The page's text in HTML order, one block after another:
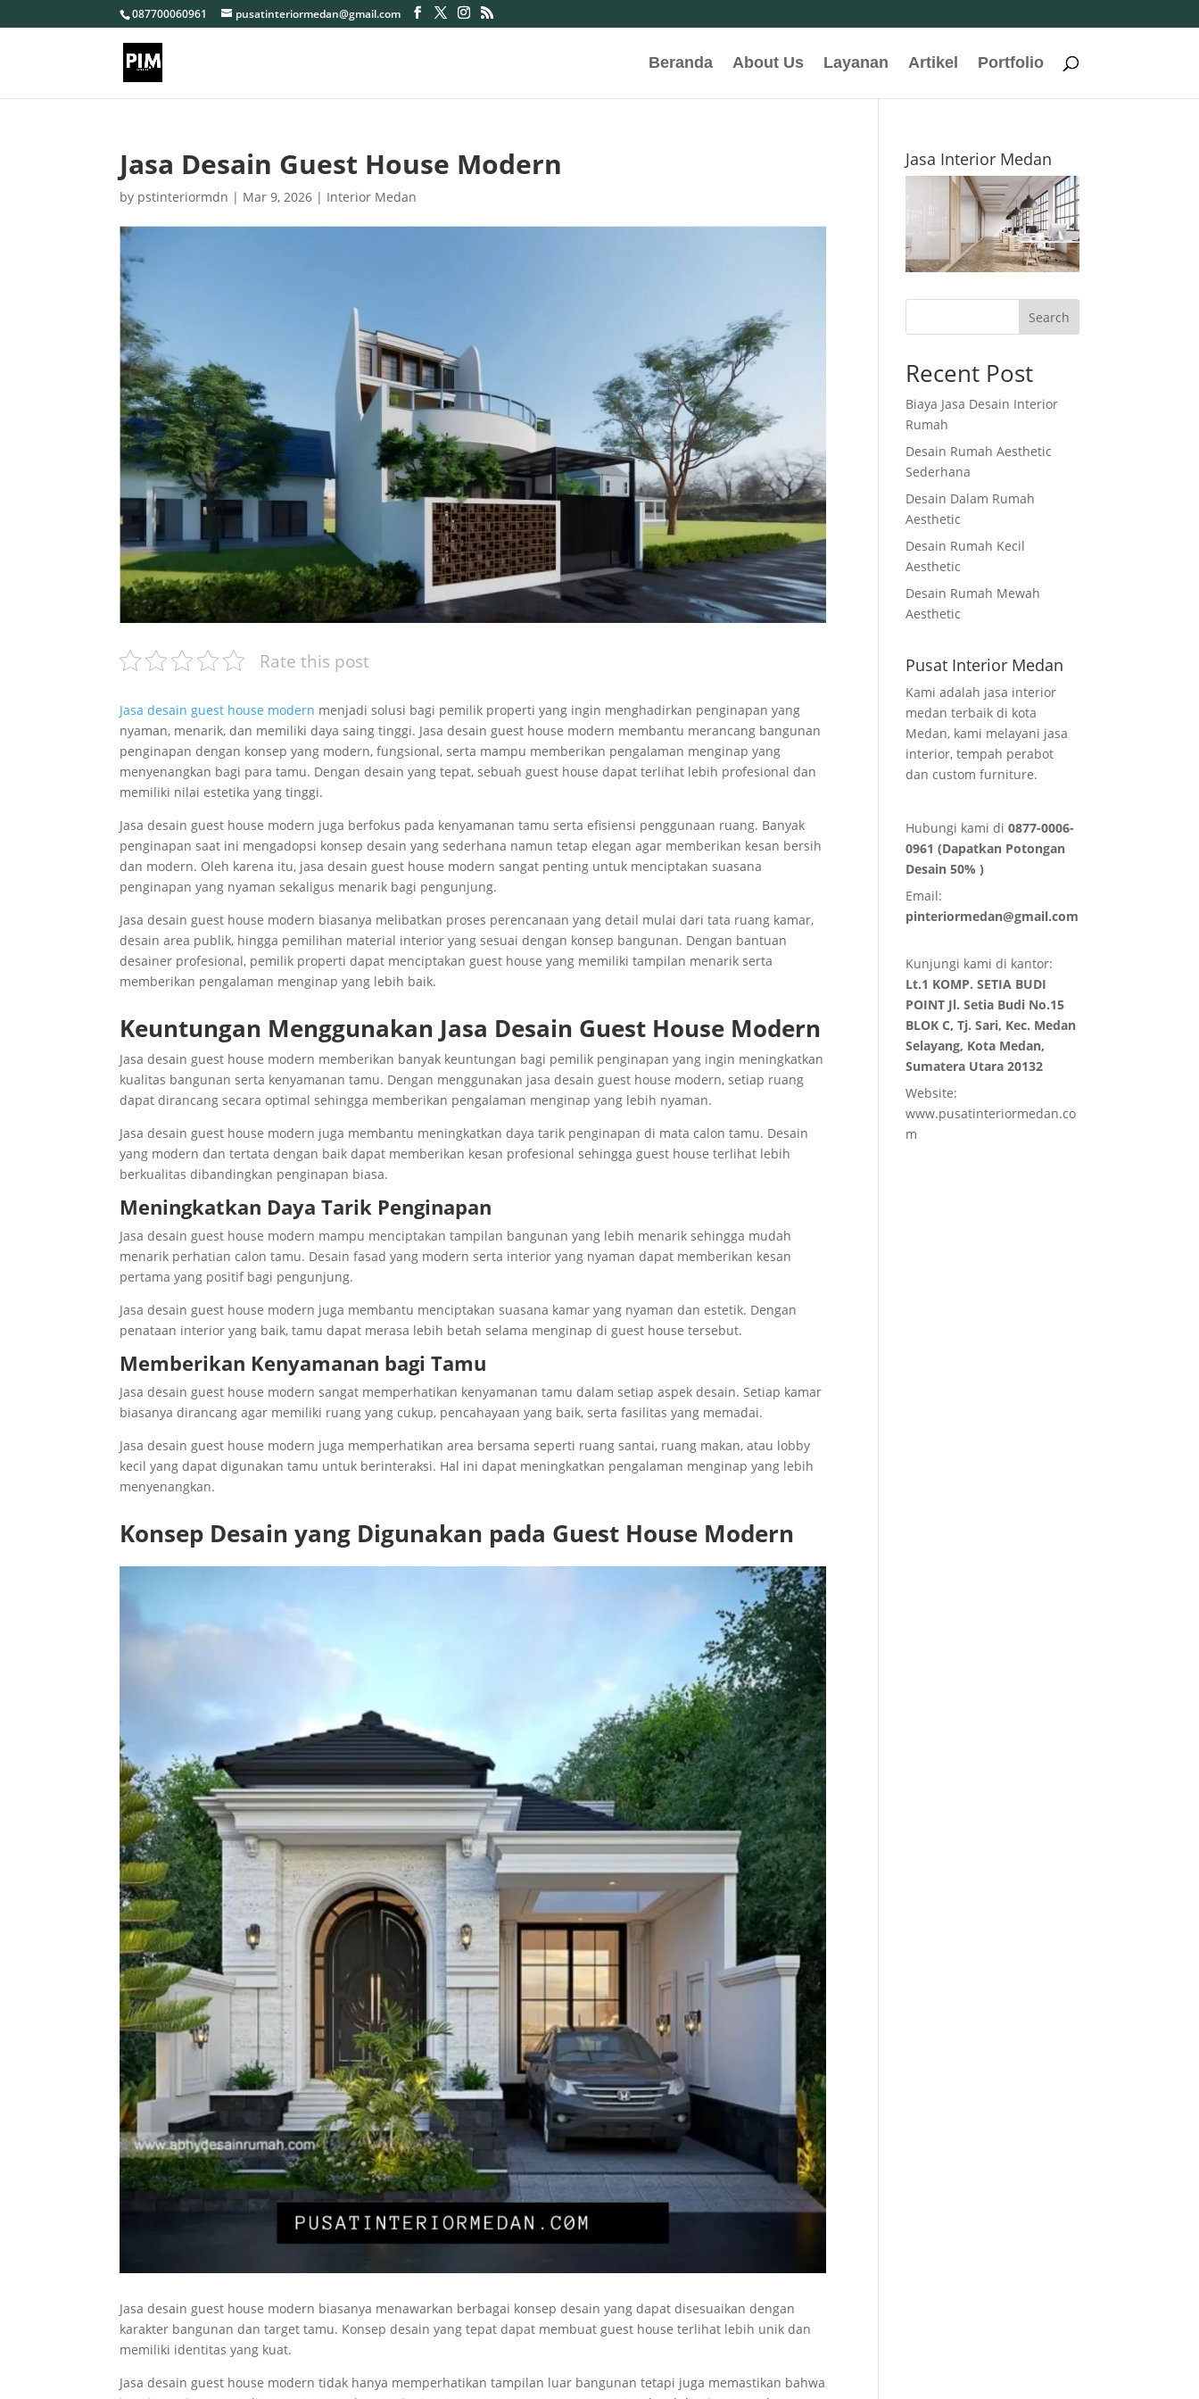
087700060961 pusatinteriormedan@gmail.com
Beranda About Us Layanan Artikel Portfolio
Jasa Desain Guest House Modern
by pstinteriormdn | Mar 9, 2026 | Interior Medan
Rate this post
Jasa desain guest house modern menjadi solusi bagi pemilik properti yang ingin menghadirkan penginapan yang
nyaman, menarik, dan memiliki daya saing tinggi. Jasa desain guest house modern membantu merancang bangunan
penginapan dengan konsep yang modern, fungsional, serta mampu memberikan pengalaman menginap yang
menyenangkan bagi para tamu. Dengan desain yang tepat, sebuah guest house dapat terlihat lebih profesional dan
memiliki nilai estetika yang tinggi.
Jasa desain guest house modern juga berfokus pada kenyamanan tamu serta efisiensi penggunaan ruang. Banyak
penginapan saat ini mengadopsi konsep desain yang sederhana namun tetap elegan agar memberikan kesan bersih
dan modern. Oleh karena itu, jasa desain guest house modern sangat penting untuk menciptakan suasana
penginapan yang nyaman sekaligus menarik bagi pengunjung.
Jasa desain guest house modern biasanya melibatkan proses perencanaan yang detail mulai dari tata ruang kamar,
desain area publik, hingga pemilihan material interior yang sesuai dengan konsep bangunan. Dengan bantuan
desainer profesional, pemilik properti dapat menciptakan guest house yang memiliki tampilan menarik serta
memberikan pengalaman menginap yang lebih baik.
Keuntungan Menggunakan Jasa Desain Guest House Modern
Jasa desain guest house modern memberikan banyak keuntungan bagi pemilik penginapan yang ingin meningkatkan
kualitas bangunan serta kenyamanan tamu. Dengan menggunakan jasa desain guest house modern, setiap ruang
dapat dirancang secara optimal sehingga memberikan pengalaman menginap yang lebih nyaman.
Jasa desain guest house modern juga membantu meningkatkan daya tarik penginapan di mata calon tamu. Desain
yang modern dan tertata dengan baik dapat memberikan kesan profesional sehingga guest house terlihat lebih
berkualitas dibandingkan penginapan biasa.
Meningkatkan Daya Tarik Penginapan
Jasa desain guest house modern mampu menciptakan tampilan bangunan yang lebih menarik sehingga mudah
menarik perhatian calon tamu. Desain fasad yang modern serta interior yang nyaman dapat memberikan kesan
pertama yang positif bagi pengunjung.
Jasa desain guest house modern juga membantu menciptakan suasana kamar yang nyaman dan estetik. Dengan
penataan interior yang baik, tamu dapat merasa lebih betah selama menginap di guest house tersebut.
Memberikan Kenyamanan bagi Tamu
Jasa desain guest house modern sangat memperhatikan kenyamanan tamu dalam setiap aspek desain. Setiap kamar
biasanya dirancang agar memiliki ruang yang cukup, pencahayaan yang baik, serta fasilitas yang memadai.
Jasa desain guest house modern juga memperhatikan area bersama seperti ruang santai, ruang makan, atau lobby
kecil yang dapat digunakan tamu untuk berinteraksi. Hal ini dapat meningkatkan pengalaman menginap yang lebih
menyenangkan.
Konsep Desain yang Digunakan pada Guest House Modern
Jasa desain guest house modern biasanya menawarkan berbagai konsep desain yang dapat disesuaikan dengan
karakter bangunan dan target tamu. Konsep desain yang tepat dapat membuat guest house terlihat lebih unik dan
memiliki identitas yang kuat.
Jasa desain guest house modern tidak hanya memperhatikan tampilan luar bangunan tetapi juga memastikan bahwa
Jasa Interior Medan
Search
Recent Post
Biaya Jasa Desain Interior
Rumah
Desain Rumah Aesthetic
Sederhana
Desain Dalam Rumah
Aesthetic
Desain Rumah Kecil
Aesthetic
Desain Rumah Mewah
Aesthetic
Pusat Interior Medan
Kami adalah jasa interior
medan terbaik di kota
Medan, kami melayani jasa
interior, tempah perabot
dan custom furniture.
Hubungi kami di0877-0006-
0961 (Dapatkan Potongan
Desain 50% )
Email:
pinteriormedan@gmail.com
Kunjungi kami di kantor:
Lt.1 KOMP. SETIA BUDI
POINT Jl. Setia Budi No.15
BLOK C, Tj. Sari, Kec. Medan
Selayang, Kota Medan,
Sumatera Utara 20132
Website:
www.pusatinteriormedan.co
m